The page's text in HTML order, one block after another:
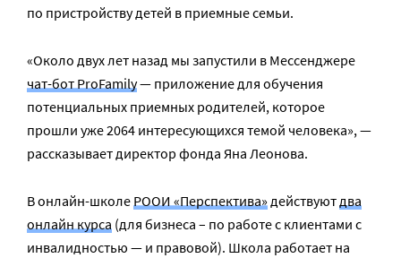
по пристройству детей в приемные семьи.
«Около двух лет назад мы запустили в Мессенджере
чат-бот ProFamily— приложение для обучения
потенциальных приемных родителей, которое
прошли уже 2064 интересующихся темой человека», —
рассказывает директор фонда Яна Леонова.
В онлайн-школеРООИ «Перспектива»действуютдва
онлайн курса (для бизнеса – по работе с клиентами с
инвалидностью — и правовой). Школа работает на